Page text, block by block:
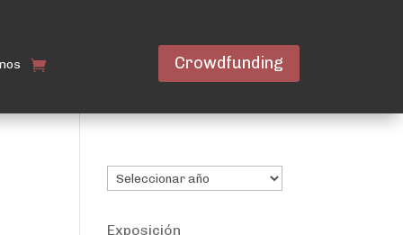
Crowdfunding
Archivos
Exposición